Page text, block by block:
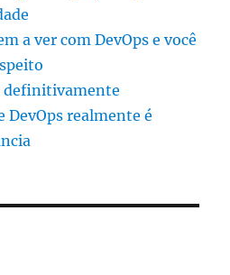
a ver com DevOps e você
definitivamente
DevOps realmente é